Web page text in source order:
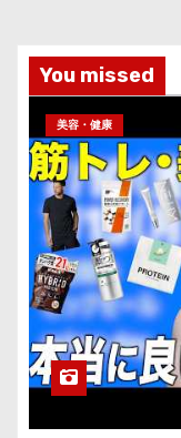
You missed
美容・健康